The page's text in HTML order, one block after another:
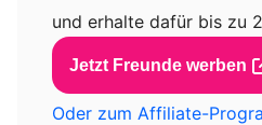
und erhalte dafür bis zu
Jetzt Freunde werben
Oder zum Affiliate-